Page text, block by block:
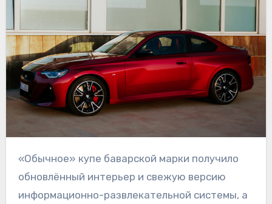
«Обычное» купе баварской марки получило
обновлённый интерьер и свежую версию
информационно-развлекательной системы, а